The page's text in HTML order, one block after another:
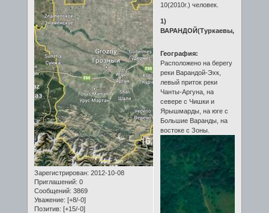
Зарегистрирован: 2012-10-08
Приглашений: 0
Сообщений: 3869
Уважение: [+8/-0]
Позитив: [+15/-0]
10(2010г.) человек.
1)
ВАРАНДОЙ(Туркаевы,
География:
Расположено на берегу
реки Варандой-Эхк,
левый приток реки
Чанты-Аргуна, на
севере с Чишки и
Ярышмарды, на юге с
Большие Варанды, на
востоке с Зоны.